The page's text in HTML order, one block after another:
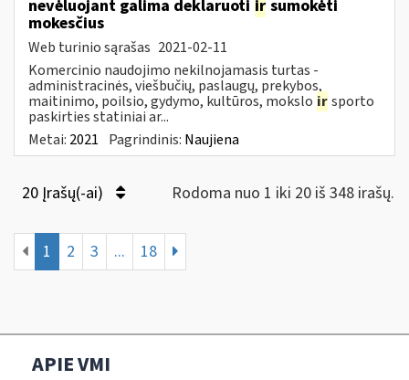
nevėluojant galima deklaruoti ir sumokėti
mokesčius
Web turinio sąrašas 2021-02-11
Komercinio naudojimo nekilnojamasis turtas -
administracinės, viešbučių, paslaugų, prekybos,
maitinimo, poilsio, gydymo, kultūros, mokslo irsporto
paskirties statiniai ar...
Metai: 2021 Pagrindinis: Naujiena
20 Įrašų(-ai) Rodoma nuo 1 iki 20 iš 348 irašų.
1 2 3 ... 18
APIE VMI